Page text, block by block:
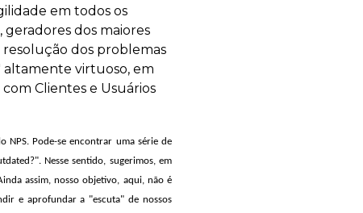
em todos os
dos maiores
dos problemas
altamente virtuoso, em
Clientes e Usuários
NPS. Pode-se encontrar uma série de
Nesse sentido, sugerimos, em
assim, nosso objetivo, aqui, não é
e aprofundar a "escuta" de nossos